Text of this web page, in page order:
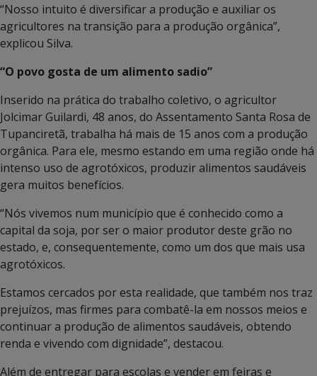
“Nosso intuito é diversificar a produção e auxiliar os
agricultores na transição para a produção orgânica”,
explicou Silva.
“O povo gosta de um alimento sadio”
Inserido na prática do trabalho coletivo, o agricultor
Jolcimar Guilardi, 48 anos, do Assentamento Santa Rosa de
Tupanciretã, trabalha há mais de 15 anos com a produção
orgânica. Para ele, mesmo estando em uma região onde há
intenso uso de agrotóxicos, produzir alimentos saudáveis
gera muitos benefícios.
“Nós vivemos num município que é conhecido como a
capital da soja, por ser o maior produtor deste grão no
estado, e, consequentemente, como um dos que mais usa
agrotóxicos.
Estamos cercados por esta realidade, que também nos traz
prejuízos, mas firmes para combatê-la em nossos meios e
continuar a produção de alimentos saudáveis, obtendo
renda e vivendo com dignidade”, destacou.
Além de entregar para escolas e vender em feiras e